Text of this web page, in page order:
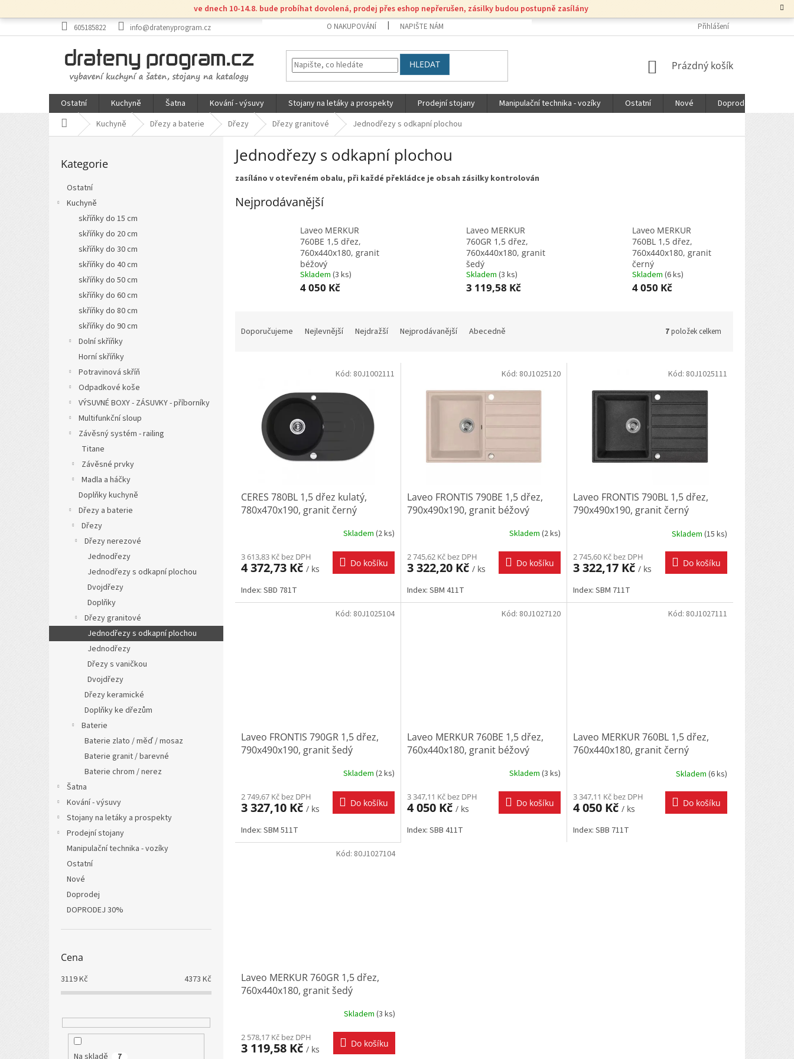
na
ve dnech 10-14.8. bude probíhat dovolená, prodej přes eshop nepřerušen, zásilky budou postupně zasílány
605185822 info@dratenyprogram.cz O NAKUPOVÁNÍ NAPIŠTE NÁM Přihlášení
HLEDAT
NÁKUPNÍ
Prázdný košík
Ostatní Kuchyně Šatna Kování - výsuvy Stojany na letáky a prospekty Prodejní stojany Manipulační technika - vozíky Ostatní Nové Doprodej
Domů Kuchyně Dřezy a baterie Dřezy Dřezy granitové Jednodřezy s odkapní plochou
P
kategorie
Kategorie
Ostatní
Kuchyně
skříňky do 15 cm
skříňky do 20 cm
skříňky do 30 cm
skříňky do 40 cm
skříňky do 50 cm
skříňky do 60 cm
skříňky do 80 cm
skříňky do 90 cm
Dolní skříňky
Horní skříňky
Potravinová skříň
Odpadkové koše
VÝSUVNÉ BOXY - ZÁSUVKY - příborníky
Multifunkční sloup
Závěsný systém - railing
Titane
Závěsné prvky
Madla a háčky
Doplňky kuchyně
Dřezy a baterie
Dřezy
Dřezy nerezové
Jednodřezy
Jednodřezy s odkapní plochou
Dvojdřezy
Doplňky
Dřezy granitové
Jednodřezy s odkapní plochou
Jednodřezy
Dřezy s vaničkou
Dvojdřezy
Dřezy keramické
Doplňky ke dřezům
Baterie
Baterie zlato / měď / mosaz
Baterie granit / barevné
Baterie chrom / nerez
Šatna
Kování - výsuvy
Stojany na letáky a prospekty
Prodejní stojany
Manipulační technika - vozíky
Ostatní
Nové
Doprodej
DOPRODEJ 30%
Cena
3119Kč 4373 Kč
Na skladě 7
Jednodřezy s odkapní plochou
zasíláno v otevřeném obalu, při každé překládce je obsah zásilky kontrolován
Nejprodávanější
Laveo MERKUR
760BE 1,5 dřez,
760x440x180, granit
béžový
Skladem (3 ks)
4 050 Kč
Laveo MERKUR
760GR 1,5 dřez,
760x440x180, granit
šedý
Skladem (3 ks)
3 119,58 Kč
Laveo MERKUR
760BL 1,5 dřez,
760x440x180, granit
černý
Skladem (6 ks)
4 050 Kč
Doporučujeme Nejlevnější Nejdražší Nejprodávanější Abecedně 7položek celkem
CERES 780BL 1,5 dřez kulatý,
780x470x190, granit černý
Skladem (2 ks)
3 613,83 Kč bez DPH
4 372,73 Kč / ks
Do košíku
Index: SBD 781T
Kód: 80J1002111
Laveo FRONTIS 790BE 1,5 dřez,
790x490x190, granit béžový
Skladem (2 ks)
2 745,62 Kč bez DPH
3 322,20 Kč / ks
Do košíku
Index: SBM 411T
Kód: 80J1025120
Laveo FRONTIS 790BL 1,5 dřez,
790x490x190, granit černý
Skladem (15 ks)
2 745,60 Kč bez DPH
3 322,17 Kč / ks
Do košíku
Index: SBM 711T
Kód: 80J1025111
Laveo FRONTIS 790GR 1,5 dřez,
790x490x190, granit šedý
Skladem (2 ks)
2 749,67 Kč bez DPH
3 327,10 Kč / ks
Do košíku
Index: SBM 511T
Kód: 80J1025104
Laveo MERKUR 760BE 1,5 dřez,
760x440x180, granit béžový
Skladem (3 ks)
3 347,11 Kč bez DPH
4 050 Kč / ks
Do košíku
Index: SBB 411T
Kód: 80J1027120
Laveo MERKUR 760BL 1,5 dřez,
760x440x180, granit černý
Skladem (6 ks)
3 347,11 Kč bez DPH
4 050 Kč / ks
Do košíku
Index: SBB 711T
Kód: 80J1027111
Laveo MERKUR 760GR 1,5 dřez,
760x440x180, granit šedý
Skladem (3 ks)
2 578,17 Kč bez DPH
3 119,58 Kč / ks
Do košíku
Kód: 80J1027104